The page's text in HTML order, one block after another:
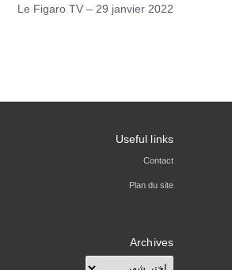
Le Figaro TV – 29 janvier 2022
Useful links
Contact
Plan du site
Archives
Archives